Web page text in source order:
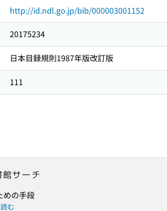
http://id.ndl.go.jp/bib/000003001152
20175234
日本目録規則1987年版改訂版
111
めの手段
む